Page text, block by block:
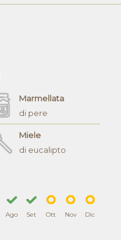
Marmellata
di pere
Miele
di eucalipto
Ago Set Ott Nov Dic